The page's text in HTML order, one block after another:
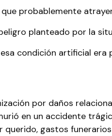
probablemente
planteado por la
condición artificial
por daños
en un accidente
gastos